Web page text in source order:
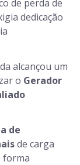
de perda de
dedicação
alcançou um
o Gerador
de
de carga
forma